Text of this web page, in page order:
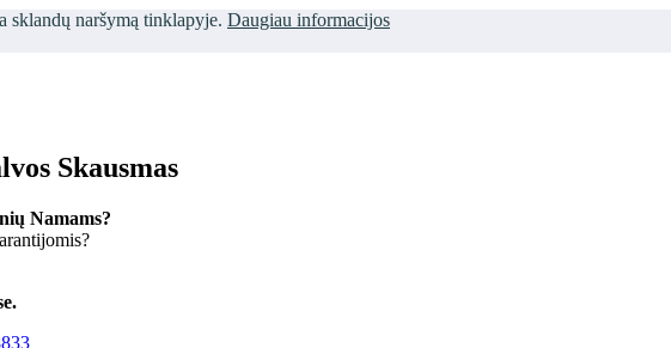
sklandų naršymą tinklapyje. Daugiau informacijos
Skausmas
Namams?